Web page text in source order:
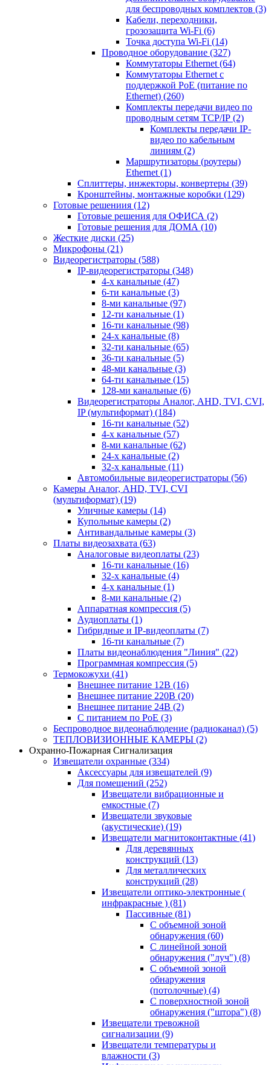
для беспроводных комплектов (3)
Кабели, переходники,
грозозащита Wi-Fi (6)
Точка доступа Wi-Fi (14)
Проводное оборудование (327)
Коммутаторы Ethernet (64)
Коммутаторы Ethernet с
поддержкой PoE (питание по
Ethernet) (260)
Комплекты передачи видео по
проводным сетям TCP/IP (2)
Комплекты передачи IP-
видео по кабельным
линиям (2)
Маршрутизаторы (роутеры)
Ethernet (1)
Сплиттеры, инжекторы, конвертеры (39)
Кронштейны, монтажные коробки (129)
Готовые решениия (12)
Готовые решения для ОФИСА (2)
Готовые решения для ДОМА (10)
Жесткие диски (25)
Микрофоны (21)
Видеорегистраторы (588)
IP-видеорегистраторы (348)
4-х канальные (47)
6-ти канальные (3)
8-ми канальные (97)
12-ти канальные (1)
16-ти канальные (98)
24-х канальные (8)
32-ти канальные (65)
36-ти канальные (5)
48-ми канальные (3)
64-ти канальные (15)
128-ми канальные (6)
Видеорегистраторы Аналог, AHD, TVI, CVI,
IP (мультиформат) (184)
16-ти канальные (52)
4-х канальные (57)
8-ми канальные (62)
24-х канальные (2)
32-х канальные (11)
Автомобильные видеорегистраторы (56)
Камеры Аналог, AHD, TVI, CVI
(мультиформат) (19)
Уличные камеры (14)
Купольные камеры (2)
Антивандальные камеры (3)
Платы видеозахвата (63)
Аналоговые видеоплаты (23)
16-ти канальные (16)
32-х канальные (4)
4-х канальные (1)
8-ми канальные (2)
Аппаратная компрессия (5)
Аудиоплаты (1)
Гибридные и IP-видеоплаты (7)
16-ти канальные (7)
Платы видеонаблюдения "Линия" (22)
Программная компрессия (5)
Термокожухи (41)
Внешнее питание 12В (16)
Внешнее питание 220В (20)
Внешнее питание 24В (2)
С питанием по PoE (3)
Беспроводное видеонаблюдение (радиоканал) (5)
ТЕПЛОВИЗИОННЫЕ КАМЕРЫ (2)
Охранно-Пожарная Сигнализация
Извещатели охранные (334)
Аксессуары для извещателей (9)
Для помещений (252)
Извещатели вибрационные и
емкостные (7)
Извещатели звуковые
(акустические) (19)
Извещатели магнитоконтактные (41)
Для деревянных
конструкций (13)
Для металлических
конструкций (28)
Извещатели оптико-электронные (
инфракрасные ) (81)
Пассивные (81)
С объемной зоной
обнаружения (60)
С линейной зоной
обнаружения ("луч") (8)
С объемной зоной
обнаружения
(потолочные) (4)
С поверхностной зоной
обнаружения ("штора") (8)
Извещатели тревожной
сигнализации (9)
Извещатели температуры и
влажности (3)